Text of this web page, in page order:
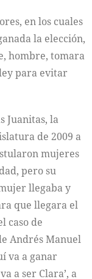
en los cuales
la elección,
hombre, tomara
para evitar
Juanitas, la
de 2009 a
mujeres
pero su
llegaba y
que llegara el
caso de
Andrés Manuel
va a ganar
a ser Clara’, a